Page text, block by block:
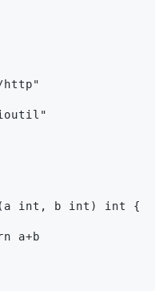
http"
int, b int) int {
a+b